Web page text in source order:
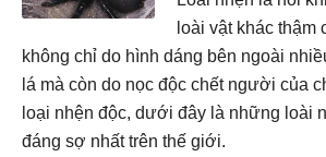
loài vật khác
không chỉ do hình dáng bên ngoài
lá mà còn do nọc độc chết người của
loại nhện độc, dưới đây là những loài
đáng sợ nhất trên thế giới.